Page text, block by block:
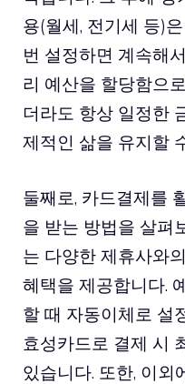
용(월세, 전기세 등)
번 설정하면 계속해
리 예산을 할당함으
더라도 항상 일정한
제적인 삶을 유지할
둘째로, 카드결제를
을 받는 방법을 살펴
는 다양한 제휴사와
혜택을 제공합니다.
할 때 자동이체로 설
효성카드로 결제 시
있습니다. 또한, 이외